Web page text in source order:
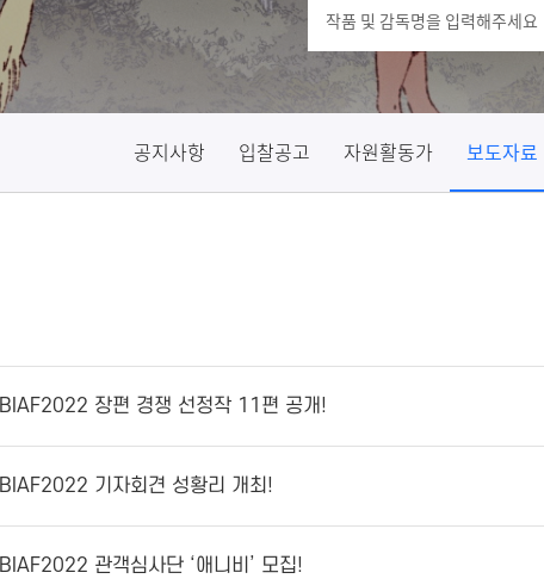
공지사항 입찰공고 자원활동가 보도자료
BIAF2022 장편 경쟁 선정작 11편 공개!
BIAF2022 기자회견 성황리 개최!
BIAF2022 관객심사단 ‘애니비’ 모집!